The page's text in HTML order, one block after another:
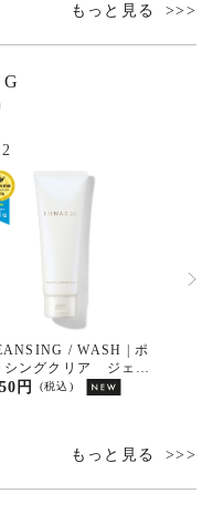
もっと見る
/ WASH | ポ
シングクリア ジェル
ッシュ(税込)
円
もっと見る